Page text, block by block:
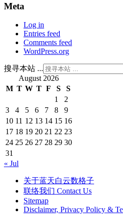
Meta
Log in
Entries feed
Comments feed
WordPress.org
搜寻本站 ...
August 2026
M T W T F S
S
1
2
3
4 5 6 7 8
9
10 11 12 13 14 15 16
17 18 19 20 21 22 23
24 25 26 27 28 29 30
31
« Jul
关于蓝天白云数格子
联络我们 Contact Us
Sitemap
Disclaimer, Privacy Policy &